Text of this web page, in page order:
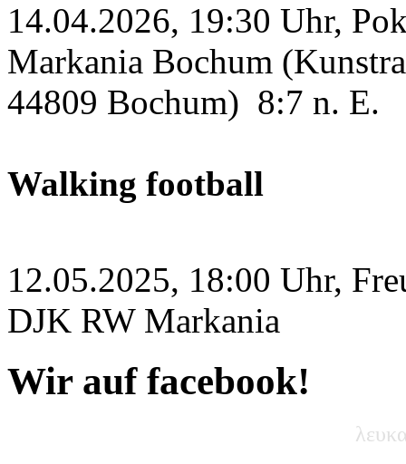
14.04.2026, 19:30 Uhr,
Markania Bochum
44809 Bochum) 8:7 n. E.
Walking football
12.05.2025, 18:00 Uhr,
DJK RW Markania
Wir auf facebook!